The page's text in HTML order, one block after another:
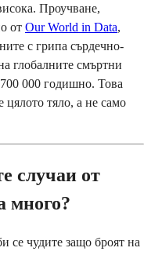
Проучване,
от Our World in Data,
с грипа сърдечно-
глобалните смъртни
000 годишно. Това
цялото тяло, а не само
случаи от
много?
се чудите защо броят на